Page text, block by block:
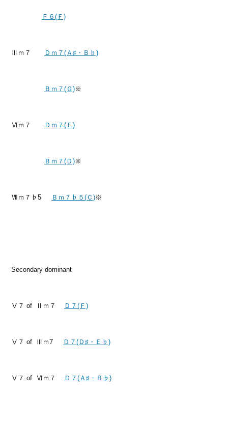
Ｆ６(Ｆ)
Ⅲｍ７ Ｄｍ７(Ａ♯・Ｂ♭)
Ｂｍ７(Ｇ)※
Ⅵｍ７ Ｄｍ７(Ｆ)
Ｂｍ７(Ｄ)※
Ⅶｍ７♭5 Ｂｍ７♭５(Ｃ)※
Secondary dominant
Ⅴ７ of Ⅱｍ７ Ｄ７(Ｆ)
Ⅴ７ of Ⅲｍ7 Ｄ７(Ｄ♯・Ｅ♭)
Ⅴ７ of Ⅵｍ７ Ｄ７(Ａ♯・Ｂ♭)